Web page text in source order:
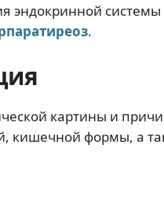
эндокринной системы
.
картины и
кишечной формы, а